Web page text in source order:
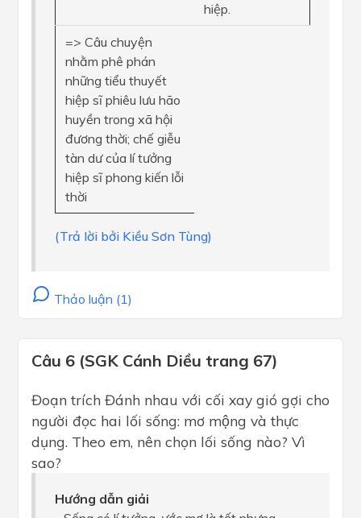
hiệp.
=> Câu chuyện
nhằm phê phán
những tiểu thuyết
hiệp sĩ phiêu lưu hão
huyền trong xã hội
đương thời; chế giễu
tàn dư của lí tưởng
hiệp sĩ phong kiến lỗi
thời
(Trả lời bởi Kiều Sơn Tùng)
Thảo luận (1)
Câu 6 (SGK Cánh Diều trang 67)
Đoạn trích Đánh nhau với cối xay gió gợi cho
người đọc hai lối sống: mơ mộng và thực
dụng. Theo em, nên chọn lối sống nào? Vì
sao?
Hướng dẫn giải